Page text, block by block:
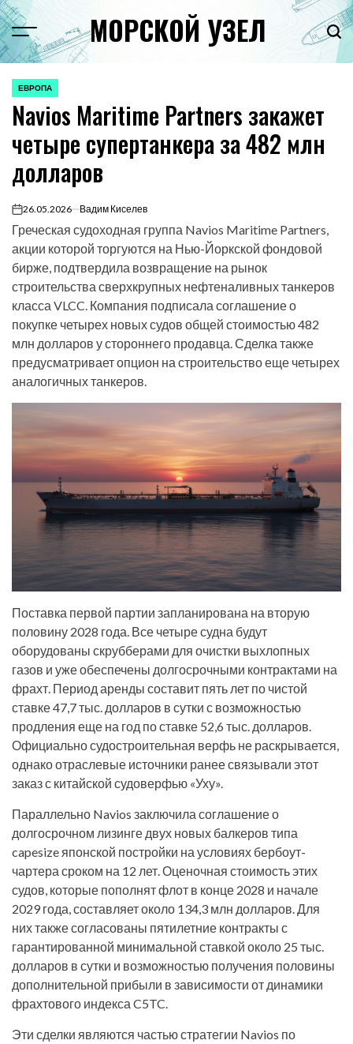
Перейти
к
содержимому
Menu МОРСКОЙ УЗЕЛ
ОПУБЛИКОВАНО
В
ЕВРОПА
Navios Maritime Partners закажет
четыре супертанкера за 482 млн
долларов
on26.05.2026 Вадим Киселев
Греческая судоходная группа Navios Maritime Partners,
акции которой торгуются на Нью-Йоркской фондовой
бирже, подтвердила возвращение на рынок
строительства сверхкрупных нефтеналивных танкеров
класса VLCC. Компания подписала соглашение о
покупке четырех новых судов общей стоимостью 482
млн долларов у стороннего продавца. Сделка также
предусматривает опцион на строительство еще четырех
аналогичных танкеров.
Поставка первой партии запланирована на вторую
половину 2028 года. Все четыре судна будут
оборудованы скрубберами для очистки выхлопных
газов и уже обеспечены долгосрочными контрактами на
фрахт. Период аренды составит пять лет по чистой
ставке 47,7 тыс. долларов в сутки с возможностью
продления еще на год по ставке 52,6 тыс. долларов.
Официально судостроительная верфь не раскрывается,
однако отраслевые источники ранее связывали этот
заказ с китайской судоверфью «Уху».
Параллельно Navios заключила соглашение о
долгосрочном лизинге двух новых балкеров типа
capesize японской постройки на условиях бербоут-
чартера сроком на 12 лет. Оценочная стоимость этих
судов, которые пополнят флот в конце 2028 и начале
2029 года, составляет около 134,3 млн долларов. Для
них также согласованы пятилетние контракты с
гарантированной минимальной ставкой около 25 тыс.
долларов в сутки и возможностью получения половины
дополнительной прибыли в зависимости от динамики
фрахтового индекса C5TC.
Эти сделки являются частью стратегии Navios по